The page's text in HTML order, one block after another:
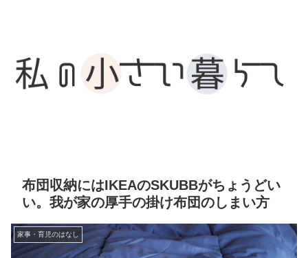
布団収納にはIKEAのSKUBBがちょうどい
い。我が家の厚手の掛け布団のしまい方
家事・育児のはなし